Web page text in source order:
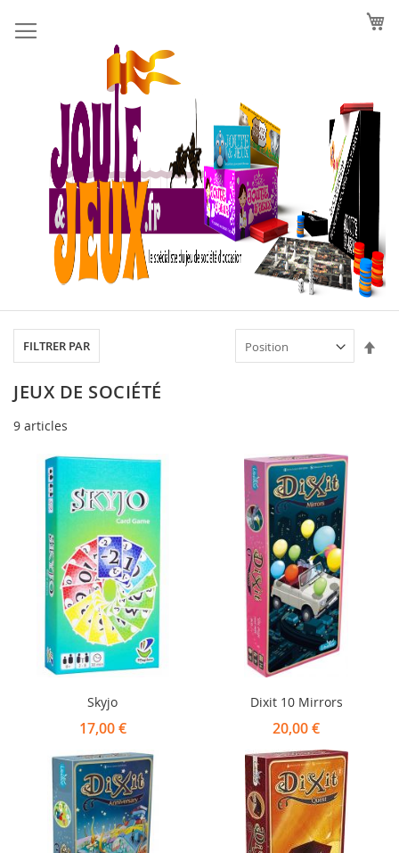
au
contenu
JEUX DE SOCIÉTÉ
9 articles
Skyjo
17,00 €
Dixit 10 Mirrors
20,00 €
FILTRER PAR